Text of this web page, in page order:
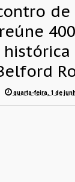
de
quarta-feira, 1 de